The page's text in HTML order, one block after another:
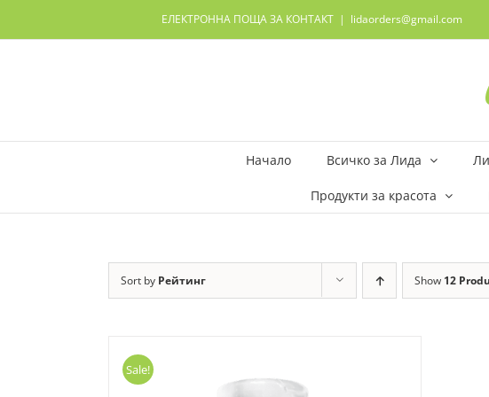
content
ЕЛЕКТРОННА ПОЩА ЗА КОНТАКТ | lidaorders@gmail.com
Начало Всичко за Лида
Продукти за красота
Sort by Рейтинг Show 12
Sale!